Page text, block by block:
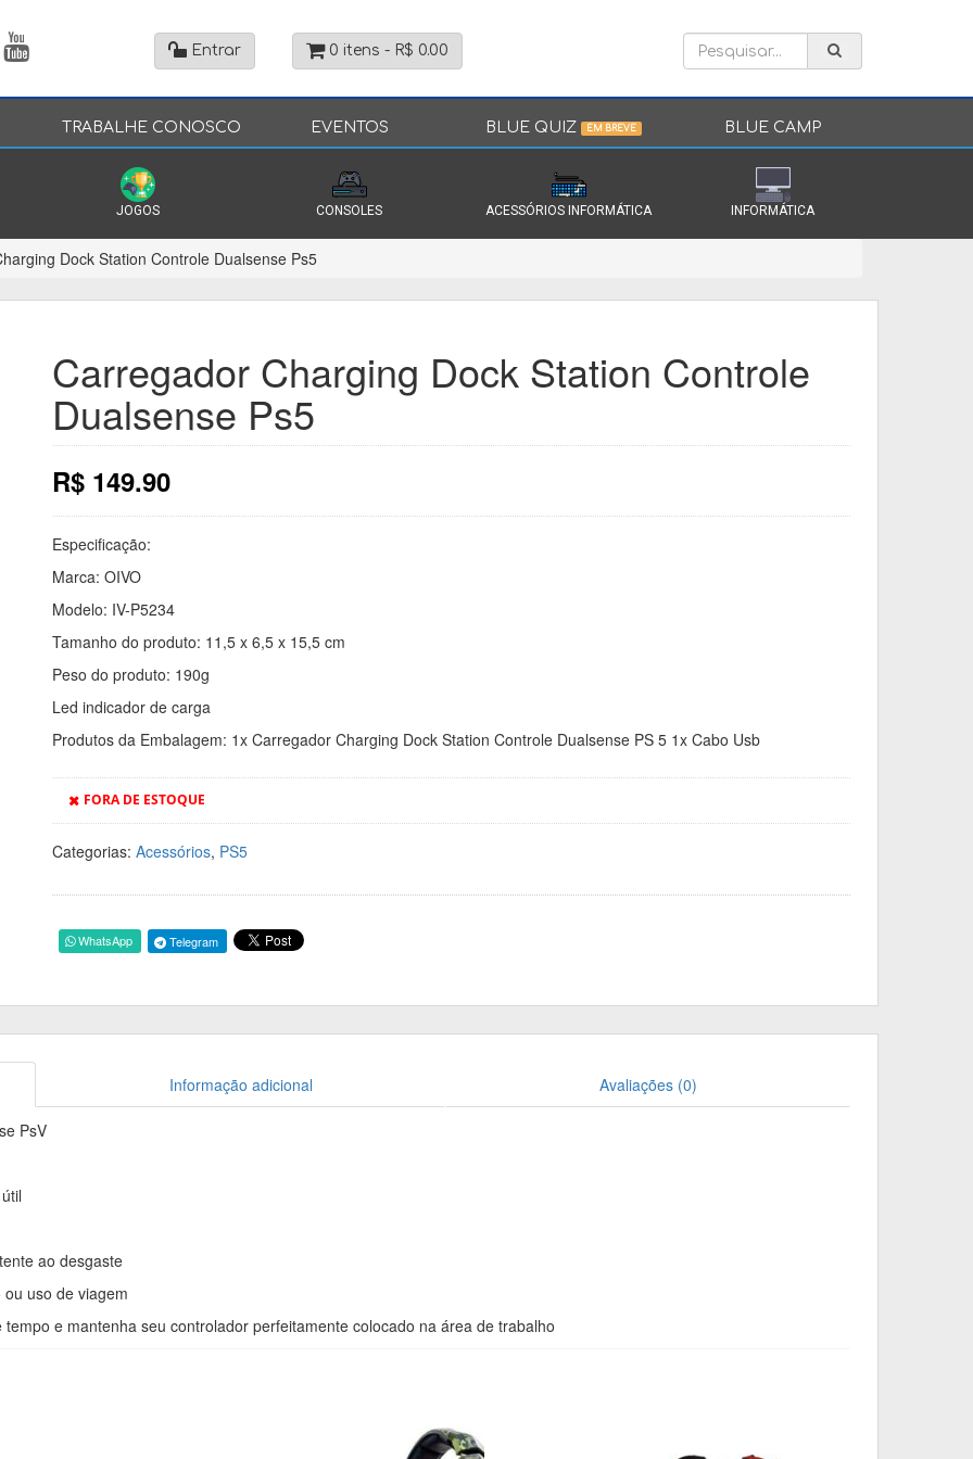
Entrar 0 itens - R$ 0.00
TRABALHE CONOSCO EVENTOS BLUE QUIZ EM BREVE BLUE CAMP
JOGOS CONSOLES ACESSÓRIOS INFORMÁTICA INFORMÁTICA
Dock Station Controle Dualsense Ps5
Carregador Charging Dock Station Controle
Dualsense Ps5
R$149.90
Especificação:
Marca: OIVO
Modelo: IV-P5234
Tamanho do produto: 11,5 x 6,5 x 15,5 cm
Peso do produto: 190g
Led indicador de carga
Produtos da Embalagem: 1x Carregador Charging Dock Station Controle Dualsense PS 5 1x Cabo Usb
FORA DE ESTOQUE
Categorias: Acessórios, PS5
WhatsApp Telegram
Informação adicional Avaliações (0)
PsV
ao desgaste
uso de viagem
e mantenha seu controlador perfeitamente colocado na área de trabalho